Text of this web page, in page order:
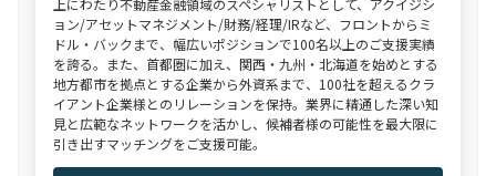
上にわたり不動産金融領域のスペシャリストとして、アクイジシ
ョン/アセットマネジメント/財務/経理/IRなど、フロントからミ
ドル・バックまで、幅広いポジションで100名以上のご支援実績
を誇る。また、首都圏に加え、関西・九州・北海道を始めとする
地方都市を拠点とする企業から外資系まで、100社を超えるクラ
イアント企業様とのリレーションを保持。業界に精通した深い知
見と広範なネットワークを活かし、候補者様の可能性を最大限に
引き出すマッチングをご支援可能。